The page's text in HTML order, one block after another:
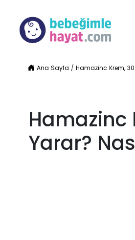
Ana Sayfa /Hamazinc Krem, 30
Hamazinc
Yarar?